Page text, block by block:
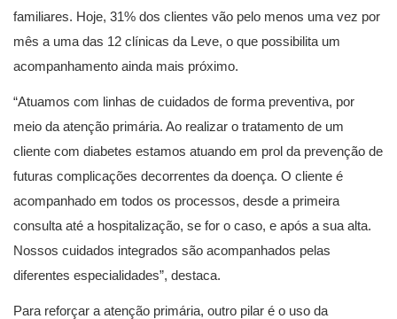
familiares. Hoje, 31% dos clientes vão pelo menos uma vez por
mês a uma das 12 clínicas da Leve, o que possibilita um
acompanhamento ainda mais próximo.
“Atuamos com linhas de cuidados de forma preventiva, por
meio da atenção primária. Ao realizar o tratamento de um
cliente com diabetes estamos atuando em prol da prevenção de
futuras complicações decorrentes da doença. O cliente é
acompanhado em todos os processos, desde a primeira
consulta até a hospitalização, se for o caso, e após a sua alta.
Nossos cuidados integrados são acompanhados pelas
diferentes especialidades”, destaca.
Para reforçar a atenção primária, outro pilar é o uso da